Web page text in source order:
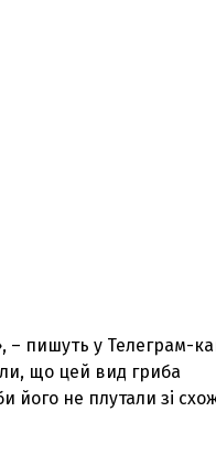
пишуть у Телеграм-
що цей вид гриба
його не плутали зі